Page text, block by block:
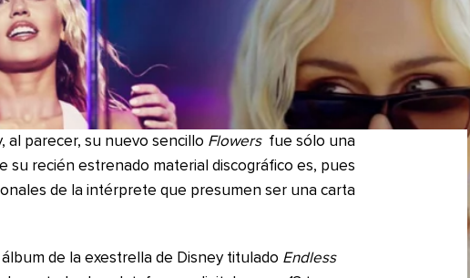
al parecer, su nuevo sencillo Flowers fue sólo una
su recién estrenado material discográfico es, pues
de la intérprete que presumen ser una carta
de la exestrella de Disney titulado Endless